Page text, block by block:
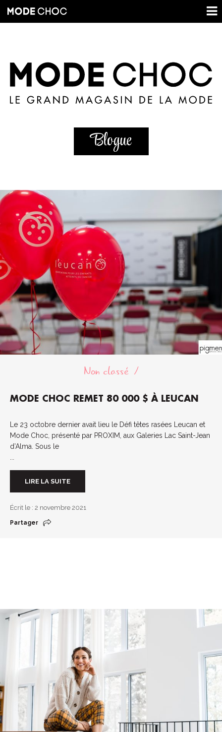
Blogue
Non classé
MODE CHOC REMET 80 000 $ À LEUCAN
Le 23 octobre dernier avait lieu le Défi têtes rasées Leucan et
Mode Choc, présenté par PROXIM, aux Galeries Lac Saint-Jean
d’Alma. Sous le
LIRE LA SUITE
Écrit le : 2 novembre 2021
Partager